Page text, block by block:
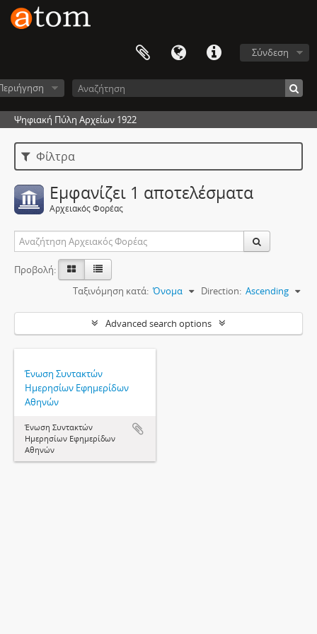
Σύνδεση
Ψηφιακή Πύλη Αρχείων 1922
Φίλτρα
Εμφανίζει 1 αποτελέσματα
Αρχειακός Φορέας
Προβολή:
Ταξινόμηση κατά: Όνομα Direction: Ascending
Advanced search options
Ένωση Συντακτών
Ημερησίων Εφημερίδων
Αθηνών
Ένωση Συντακτών
Ημερησίων Εφημερίδων
Αθηνών